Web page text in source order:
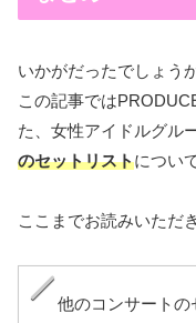
いかがだったでしょう
この記事では
た、女性アイドルグル
のセットリストについ
ここまでお読みいただ
他のコンサートの